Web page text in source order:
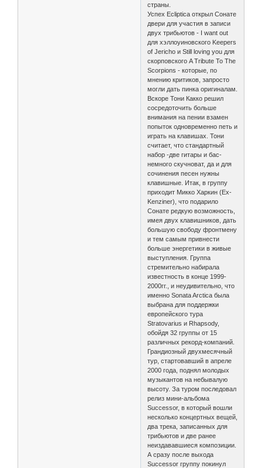
страны.
Успех Ecliptica открыл Сонате
двери для участия в записи
двух трибьютов - I want out
для хэллоуиновского Keepers
of Jericho и Still loving you для
скорповского A Tribute To The
Scorpions - которые, по
мнению критиков, запросто
могли дать пинка оригиналам.
Вскоре Тони Какко решил
сосредоточить больше
внимания на пении взамен
попыток одновременно петь и
играть на клавишах. Тони
считает, что стандартный
набор -две гитары и бас-
немного скучноват, да и для
сочинения песен нужны
клавишные. Итак, в группу
приходит Микко Харкин (Ex-
Kenziner), что подарило
Сонате редкую возможность,
имея двух клавишников, дать
большую свободу фронтмену
и тем самым привнести
больше энергетики в живые
выступления. Группа
стремительно набирала
известность в конце 1999-
2000гг., и неудивительно, что
именно Sonata Arctica была
выбрана для поддержки
европейского тура
Stratovarius и Rhapsody,
обойдя 32 группы от 15
различных рекорд-компаний.
Грандиозный двухмесячный
тур, стартовавший в апреле
2000 года, поднял молодых
музыкантов на небывалую
высоту. За туром последовал
релиз мини-альбома
Successor, в который вошли
несколько концертных вещей,
два трека, записанных для
трибьютов и две ранее
неиздававшиеся композиции.
А сразу после выхода
Successor группу покинул